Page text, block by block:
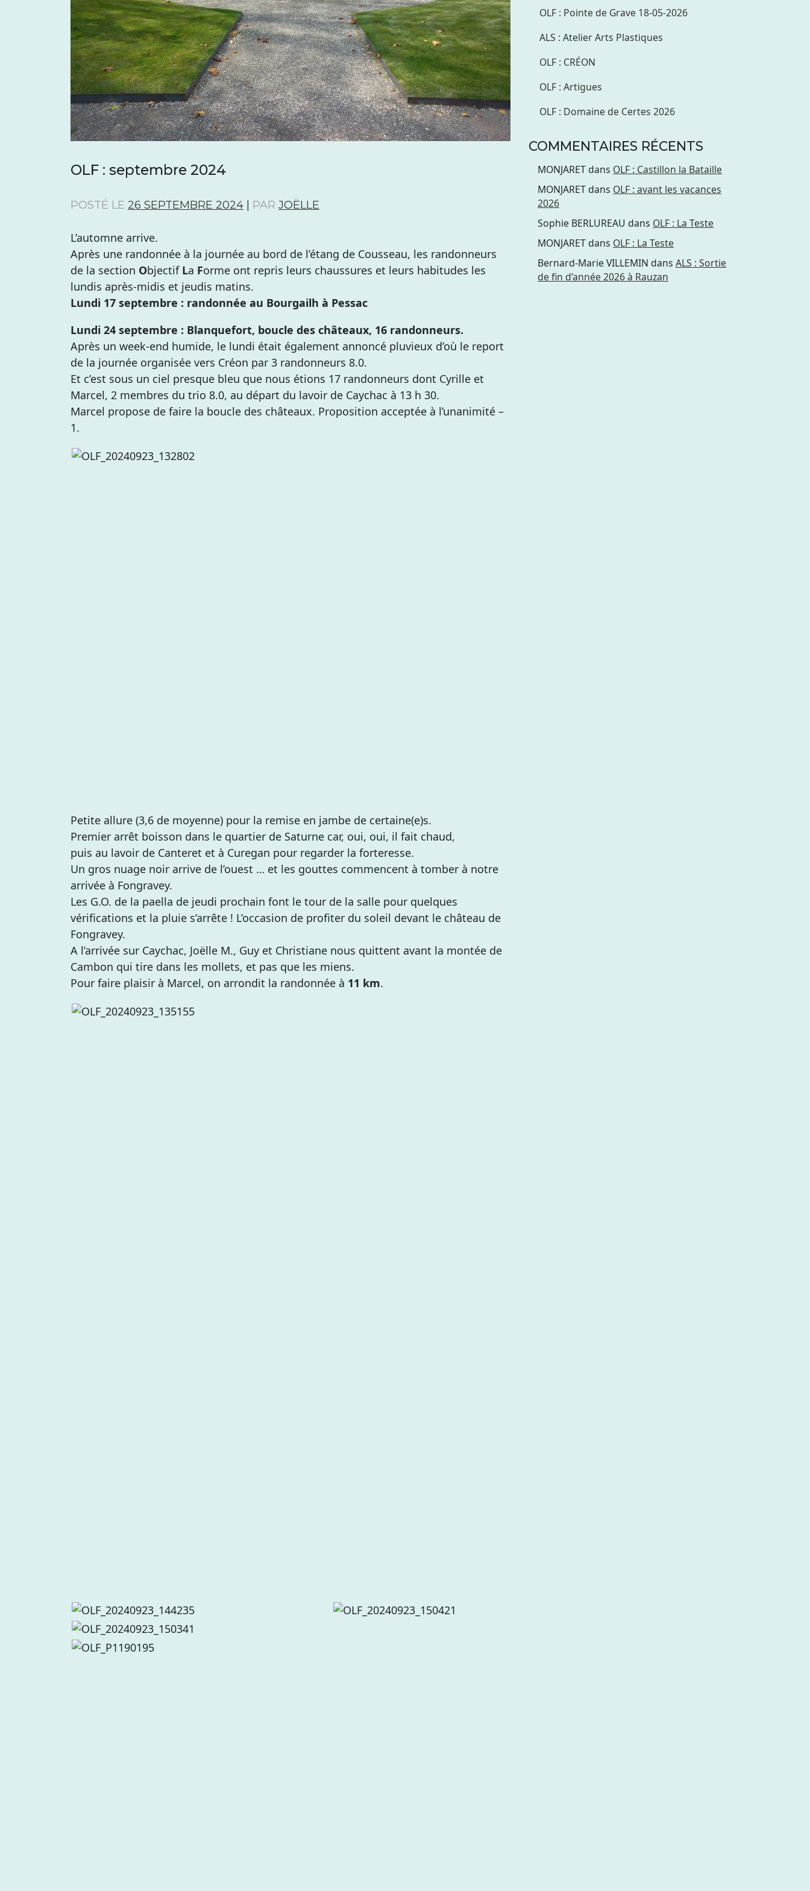
OLF : septembre 2024
POSTÉ LE 26 SEPTEMBRE 2024 | PAR JOËLLE
L’automne arrive.
Après une randonnée à la journée au bord de l’étang de Cousseau, les randonneurs
de la section Objectif La Forme ont repris leurs chaussures et leurs habitudes les
lundis après-midis et jeudis matins.
Lundi 17 septembre : randonnée au Bourgailh à Pessac
Lundi 24 septembre : Blanquefort, boucle des châteaux, 16 randonneurs.
Après un week-end humide, le lundi était également annoncé pluvieux d’où le report
de la journée organisée vers Créon par 3 randonneurs 8.0.
Et c’est sous un ciel presque bleu que nous étions 17 randonneurs dont Cyrille et
Marcel, 2 membres du trio 8.0, au départ du lavoir de Caychac à 13 h 30.
Marcel propose de faire la boucle des châteaux. Proposition acceptée à l’unanimité –
1.
Petite allure (3,6 de moyenne) pour la remise en jambe de certaine(e)s.
Premier arrêt boisson dans le quartier de Saturne car, oui, oui, il fait chaud,
puis au lavoir de Canteret et à Curegan pour regarder la forteresse.
Un gros nuage noir arrive de l’ouest … et les gouttes commencent à tomber à notre
arrivée à Fongravey.
Les G.O. de la paella de jeudi prochain font le tour de la salle pour quelques
vérifications et la pluie s’arrête ! L’occasion de profiter du soleil devant le château de
Fongravey.
A l’arrivée sur Caychac, Joëlle M., Guy et Christiane nous quittent avant la montée de
Cambon qui tire dans les mollets, et pas que les miens.
Pour faire plaisir à Marcel, on arrondit la randonnée à 11 km.
OLF : Pointe de Grave 18-05-2026
ALS : Atelier Arts Plastiques
OLF : CRÉON
OLF : Artigues
OLF : Domaine de Certes 2026
COMMENTAIRES RÉCENTS
MONJARETdans OLF : Castillon la Bataille
MONJARETdans OLF : avant les vacances
2026
Sophie BERLUREAU dans OLF : La Teste
MONJARETdans OLF : La Teste
Bernard-Marie VILLEMIN dans ALS : Sortie
de fin d’année 2026 à Rauzan